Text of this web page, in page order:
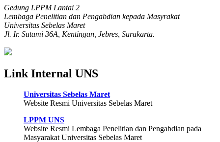
Gedung LPPM Lantai 2
Lembaga Penelitian dan Pengabdian kepada Masyrakat
Universitas Sebelas Maret
Jl. Ir. Sutami 36A, Kentingan, Jebres, Surakarta.
Link Internal UNS
Universitas Sebelas Maret
Website Resmi Universitas Sebelas Maret
LPPM UNS
Website Resmi Lembaga Penelitian dan Pengabdian pada
Masyarakat Universitas Sebelas Maret